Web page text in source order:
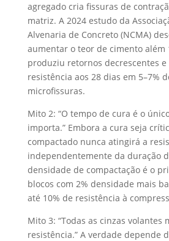
agregado cria fissuras de
matriz. A 2024 estudo da
Alvenaria de Concreto (NCMA)
aumentar o teor de cimento além
produziu retornos decrescentes e
resistência aos 28 dias em 5–7%
microfissuras.
Mito 2: “O tempo de cura é o
importa.” Embora a cura seja
compactado nunca atingirá a
independentemente da duração
densidade de compactação é o
blocos com 2% densidade mais
até 10% de resistência à
Mito 3: “Todas as cinzas volantes
resistência.” A verdade depende